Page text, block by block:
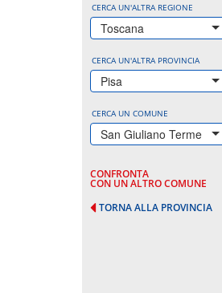
CERCA UN'ALTRA REGIONE
Toscana
CERCA UN'ALTRA PROVINCIA
Pisa
CERCA UN COMUNE
San Giuliano Terme
CONFRONTA
CON UN ALTRO COMUNE
TORNA ALLA PROVINCIA